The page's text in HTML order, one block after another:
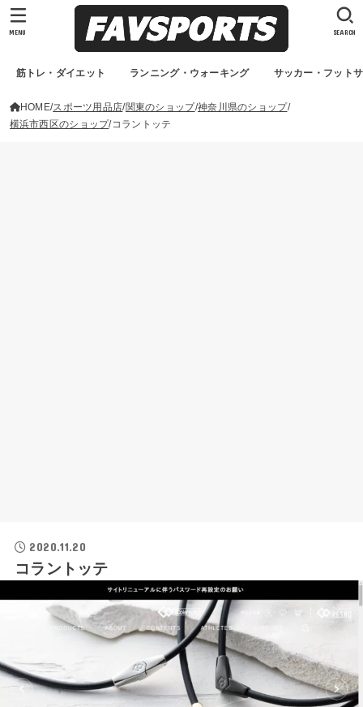
筋トレ・ダイエット ランニング・ウォーキング サッカー・フット
SEARCH
MENU
HOME スポーツ用品店 関東のショップ 神奈川県のショップ
横浜市西区のショップ コラントッテ
2020.11.20
コラントッテ